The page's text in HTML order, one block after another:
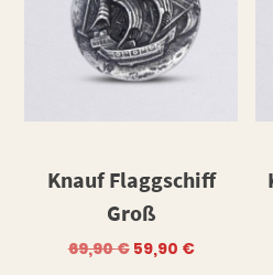
Knauf Flaggschiff
Groß
69,90€ Ursprünglicher
Preis
59,90 €Aktueller